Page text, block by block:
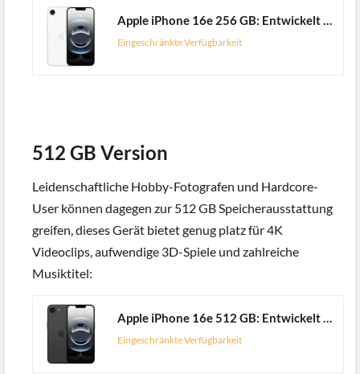
Apple iPhone 16e 256 GB: Entwickelt für Apple Intelligence, A18 Chip, Gigantische Batterielaufzeit, 48 MP Fusion Kamera, 6,1'' Super Retina XDR Display, Weiß
Eingeschränkte Verfügbarkeit
512 GB Version
Leidenschaftliche Hobby-Fotografen und Hardcore-
User können dagegen zur 512 GB Speicherausstattung
greifen, dieses Gerät bietet genug platz für 4K
Videoclips, aufwendige 3D-Spiele und zahlreiche
Musiktitel:
Apple iPhone 16e 512 GB: Entwickelt für Apple Intelligence, A18 Chip, Gigantische Batterielaufzeit, 48 MP Fusion Kamera, 6,1'' Super Retina XDR Display, Schwarz
Eingeschränkte Verfügbarkeit